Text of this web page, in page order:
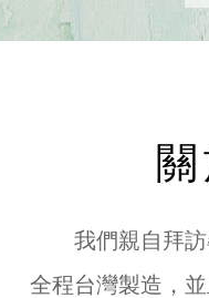
我們親自拜
全程台灣製造，